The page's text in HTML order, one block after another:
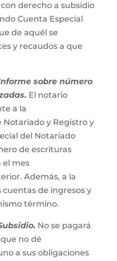
derecho a subsidio
Cuenta Especial
de aquél se
y recaudos a que
sobre número
El notario
a la
y Registro y
del Notariado
de escrituras
el mes
Además, a la
de ingresos y
término.
No se pagará
no dé
a sus obligaciones